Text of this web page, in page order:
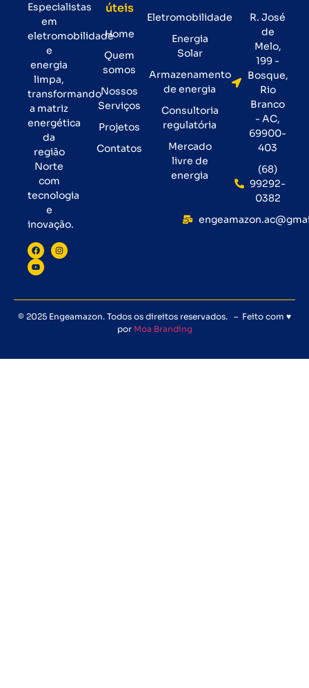
Especialistas
em
eletromobilidade
e
energia
limpa,
transformando
a matriz
energética
da
região
Norte
com
tecnologia
e
inovação.
úteis
Home
Quem
somos
Nossos
Serviços
Projetos
Contatos
Eletromobilidade
Energia
Solar
Armazenamento
de energia
Consultoria
regulatória
Mercado
livre de
energia
R. José
de
Melo,
199 -
Bosque,
Rio
Branco
- AC,
69900-
403
(68)
99292-
0382
© 2025 Engeamazon. Todos os direitos reservados. – Feito com ♥
por Moa Branding